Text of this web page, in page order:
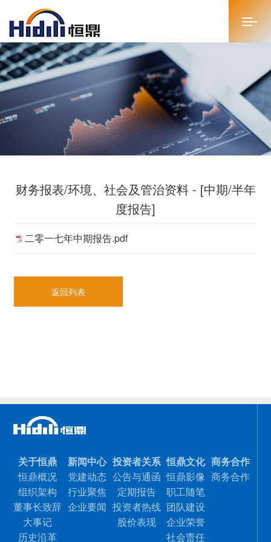
首页
关于恒鼎
新闻中心
恒鼎文化
商务合作
人才招聘
财务报表/环境、社会及管治资料 - [中期/半年
度报告]
二零一七年中期报告.pdf
返回列表
关于恒鼎
恒鼎概况
组织架构
董事长致辞
大事记
历史沿革
新闻中心
党建动态
行业聚焦
企业要闻
投资者关系
公告与通函
定期报告
投资者热线
股价表现
恒鼎文化
恒鼎影像
职工随笔
团队建设
企业荣誉
社会责任
商务合作
商务合作